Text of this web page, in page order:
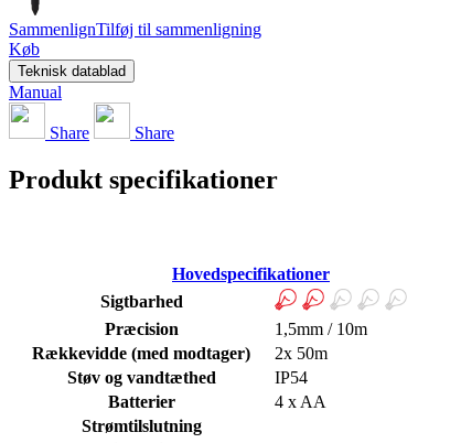
SammenlignTilføj til sammenligning
Køb
Teknisk datablad
Manual
Share Share
Produkt specifikationer
Hovedspecifikationer
Sigtbarhed
Præcision
1,5mm / 10m
Rækkevidde (med modtager)
2x 50m
Støv og vandtæthed
IP54
Batterier
4 x AA
Strømtilslutning